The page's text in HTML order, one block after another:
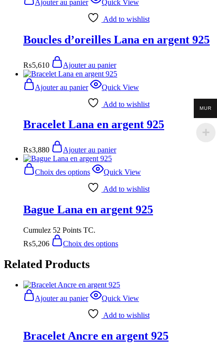
Ajouter au panier Quick View
Add to wishlist
Boucles d’oreilles Lana en argent 925
₨5,610 Ajouter au panier
Ajouter au panier Quick View
Add to wishlist
Bracelet Lana en argent 925
₨3,880 Ajouter au panier
Choix des options Quick View
Add to wishlist
Bague Lana en argent 925
Cumulez 52 Points TC.
₨5,206 Choix des options
Related Products
Ajouter au panier Quick View
Add to wishlist
Bracelet Ancre en argent 925
MUR